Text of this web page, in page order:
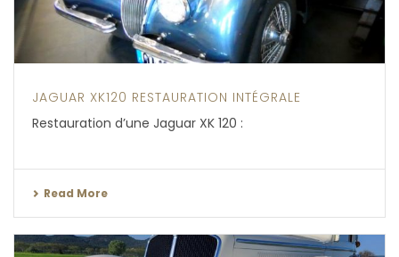
JAGUAR XK120 RESTAURATION INTÉGRALE
Restauration d’une Jaguar XK 120 :
Read More